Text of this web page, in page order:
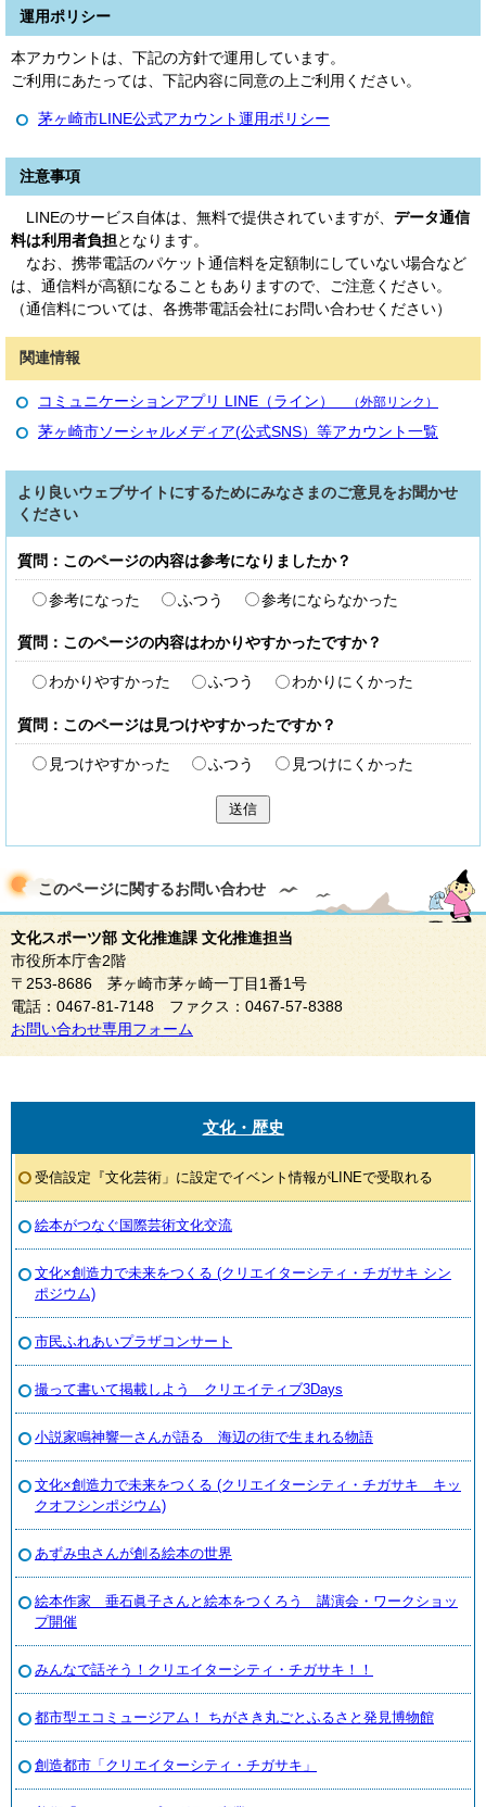
運用ポリシー
本アカウントは、下記の方針で運用しています。
ご利用にあたっては、下記内容に同意の上ご利用ください。
茅ヶ崎市LINE公式アカウント運用ポリシー
注意事項
LINEのサービス自体は、無料で提供されていますが、 データ通信
料は利用者負担 となります。
なお、携帯電話のパケット通信料を定額制にしていない場合など
は、通信料が高額になることもありますので、ご注意ください。
（通信料については、各携帯電話会社にお問い合わせください）
関連情報
コミュニケーションアプリ LINE（ライン） （外部リンク）
茅ヶ崎市ソーシャルメディア(公式SNS）等アカウント一覧
より良いウェブサイトにするためにみなさまのご意見をお聞かせ
ください
質問：このページの内容は参考になりましたか？
参考になった ふつう 参考にならなかった
質問：このページの内容はわかりやすかったですか？
わかりやすかった ふつう わかりにくかった
質問：このページは見つけやすかったですか？
見つけやすかった ふつう 見つけにくかった
送信
このページに関するお問い合わせ
文化スポーツ部 文化推進課 文化推進担当
市役所本庁舎2階
〒253-8686 茅ヶ崎市茅ヶ崎一丁目1番1号
電話：0467-81-7148 ファクス：0467-57-8388
お問い合わせ専用フォーム
文化・歴史
受信設定『文化芸術」に設定でイベント情報がLINEで受取れる
絵本がつなぐ国際芸術文化交流
文化×創造力で未来をつくる (クリエイターシティ・チガサキ シン
ポジウム)
市民ふれあいプラザコンサート
撮って書いて掲載しよう クリエイティブ3Days
小説家鳴神響一さんが語る 海辺の街で生まれる物語
文化×創造力で未来をつくる (クリエイターシティ・チガサキ キッ
クオフシンポジウム)
あずみ虫さんが創る絵本の世界
絵本作家 垂石眞子さんと絵本をつくろう 講演会・ワークショッ
プ開催
みんなで話そう！クリエイターシティ・チガサキ！！
都市型エコミュージアム！ ちがさき丸ごとふるさと発見博物館
創造都市「クリエイターシティ・チガサキ」